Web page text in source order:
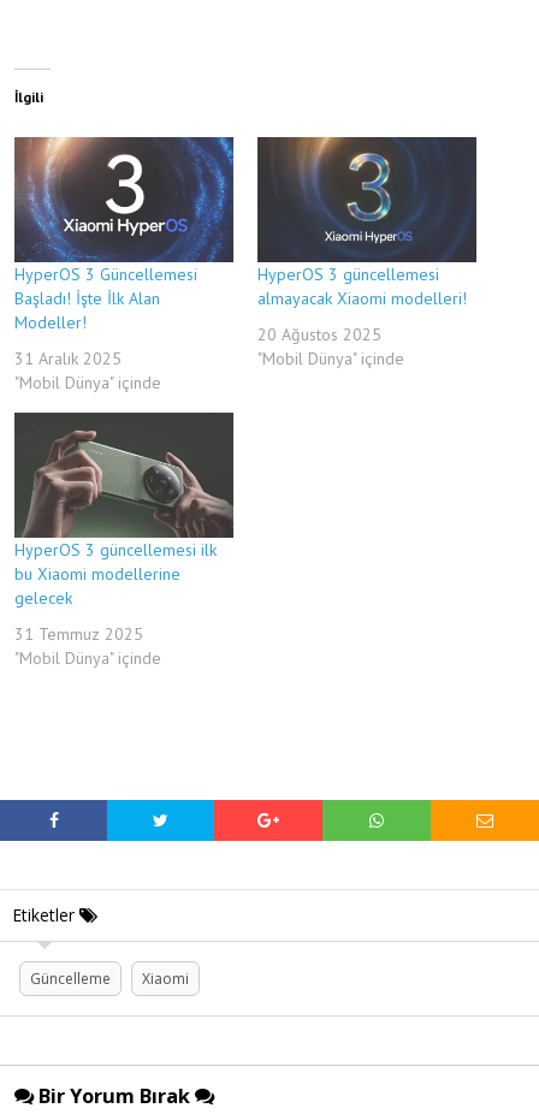
İlgili
HyperOS 3 Güncellemesi
Başladı! İşte İlk Alan
Modeller!
31 Aralık 2025
"Mobil Dünya" içinde
HyperOS 3 güncellemesi
almayacak Xiaomi modelleri!
20 Ağustos 2025
"Mobil Dünya" içinde
HyperOS 3 güncellemesi ilk
bu Xiaomi modellerine
gelecek
31 Temmuz 2025
"Mobil Dünya" içinde
Etiketler
Güncelleme Xiaomi
Bir Yorum Bırak